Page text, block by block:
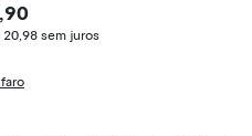
20,98 sem juros